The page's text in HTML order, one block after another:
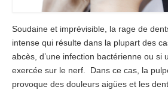
Tarifs
Blog
Devis
Soudaine et imprévisible, la rage de
intense qui résulte dans la plupart des
abcès, d’une infection bactérienne ou si
exercée sur le nerf. Dans ce cas, la
provoque des douleurs aigües et les